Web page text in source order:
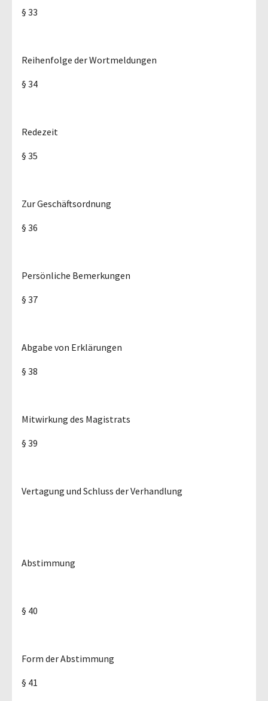
§ 33
Reihenfolge der Wortmeldungen
§ 34
Redezeit
§ 35
Zur Geschäftsordnung
§ 36
Persönliche Bemerkungen
§ 37
Abgabe von Erklärungen
§ 38
Mitwirkung des Magistrats
§ 39
Vertagung und Schluss der Verhandlung
Abstimmung
§ 40
Form der Abstimmung
§ 41